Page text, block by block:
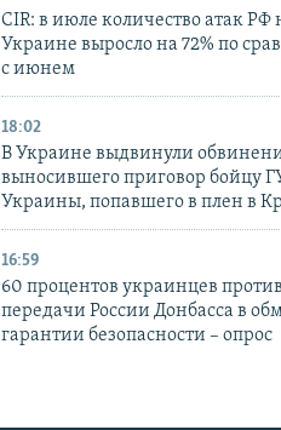
CIR: в июле количество атак РФ
Украине выросло на 72% по
с июнем
18:02
В Украине выдвинули
выносившего приговор бойцу
Украины, попавшего в плен в
16:59
60 процентов украинцев против
передачи России Донбасса в
гарантии безопасности – опрос